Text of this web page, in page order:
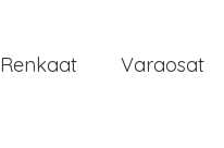
Renkaat Varaosat